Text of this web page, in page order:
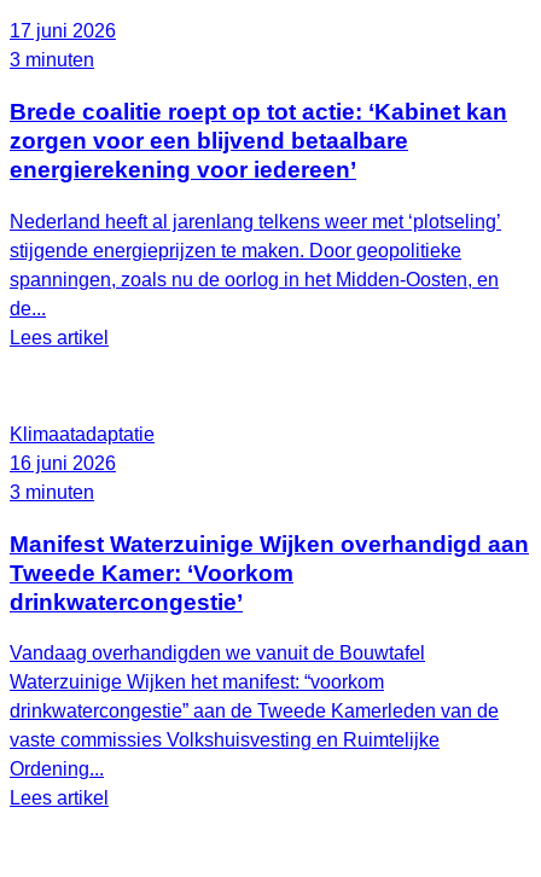
17 juni 2026
3 minuten
Brede coalitie roept op tot actie: ‘Kabinet kan
zorgen voor een blijvend betaalbare
energierekening voor iedereen’
Nederland heeft al jarenlang telkens weer met ‘plotseling’
stijgende energieprijzen te maken. Door geopolitieke
spanningen, zoals nu de oorlog in het Midden-Oosten, en
de...
Lees artikel
Klimaatadaptatie
16 juni 2026
3 minuten
Manifest Waterzuinige Wijken overhandigd aan
Tweede Kamer: ‘Voorkom
drinkwatercongestie’
Vandaag overhandigden we vanuit de Bouwtafel
Waterzuinige Wijken het manifest: “voorkom
drinkwatercongestie” aan de Tweede Kamerleden van de
vaste commissies Volkshuisvesting en Ruimtelijke
Ordening...
Lees artikel